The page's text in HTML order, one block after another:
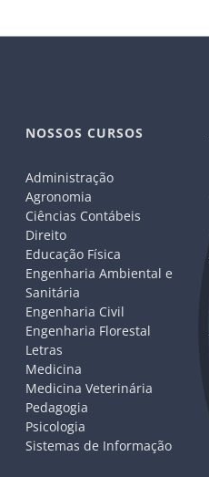
NOSSOS CURSOS
Administração
Agronomia
Ciências Contábeis
Direito
Educação Física
Engenharia Ambiental e
Sanitária
Engenharia Civil
Engenharia Florestal
Letras
Medicina
Medicina Veterinária
Pedagogia
Psicologia
Sistemas de Informação